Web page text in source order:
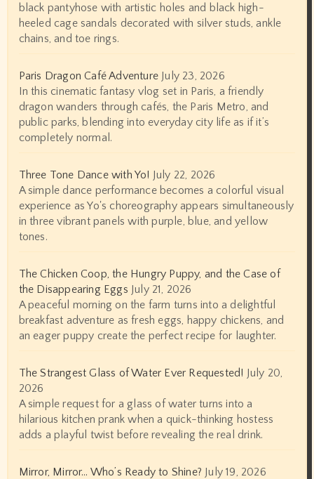
black pantyhose with artistic holes and black high-
heeled cage sandals decorated with silver studs, ankle
chains, and toe rings.
Paris Dragon Café Adventure July 23, 2026
In this cinematic fantasy vlog set in Paris, a friendly
dragon wanders through cafés, the Paris Metro, and
public parks, blending into everyday city life as if it’s
completely normal.
Three Tone Dance with Yo! July 22, 2026
A simple dance performance becomes a colorful visual
experience as Yo's choreography appears simultaneously
in three vibrant panels with purple, blue, and yellow
tones.
The Chicken Coop, the Hungry Puppy, and the Case of
the Disappearing Eggs July 21, 2026
A peaceful morning on the farm turns into a delightful
breakfast adventure as fresh eggs, happy chickens, and
an eager puppy create the perfect recipe for laughter.
The Strangest Glass of Water Ever Requested! July 20,
2026
A simple request for a glass of water turns into a
hilarious kitchen prank when a quick-thinking hostess
adds a playful twist before revealing the real drink.
Mirror, Mirror… Who’s Ready to Shine? July 19, 2026